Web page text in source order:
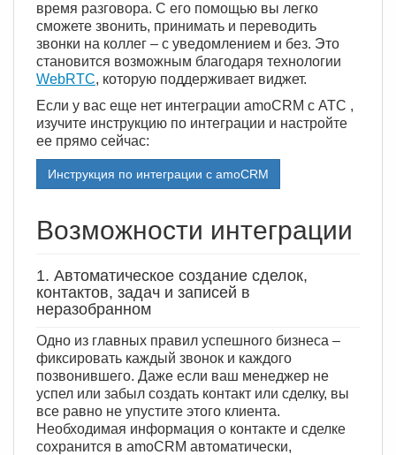
время разговора. С его помощью вы легко
сможете звонить, принимать и переводить
звонки на коллег – с уведомлением и без. Это
становится возможным благодаря технологии
WebRTC, которую поддерживает виджет.
Если у вас еще нет интеграции amoCRM c АТС ,
изучите инструкцию по интеграции и настройте
ее прямо сейчас:
Инструкция по интеграции с amoCRM
Возможности интеграции
1. Автоматическое создание сделок,
контактов, задач и записей в
неразобранном
Одно из главных правил успешного бизнеса –
фиксировать каждый звонок и каждого
позвонившего. Даже если ваш менеджер не
успел или забыл создать контакт или сделку, вы
все равно не упустите этого клиента.
Необходимая информация о контакте и сделке
сохранится в amoCRM автоматически,